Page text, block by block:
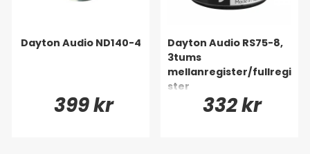
Dayton Audio ND140-4
399 kr
Dayton Audio RS75-8,
3tums
mellanregister/fullregi
ster
332 kr